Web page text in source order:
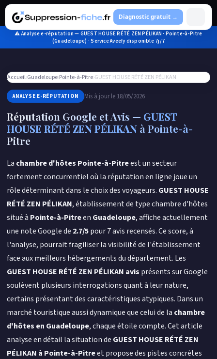
Diagnostic gratuit →
Aller
contenu
⚠ Analyse e-réputation — GUEST HOUSE RÉTÉ ZEN PÉLIKAN · Pointe-à-Pitre
(Guadeloupe) · Service Aveefy disponible 7j/7
Accueil›Guadeloupe›Pointe-à-Pitre›GUEST HOUSE RÉTÉ ZEN PÉLIKAN
ANALYSE E-RÉPUTATION Mis à jour le 18/05/2026
Réputation Google et Avis — GUEST
HOUSE RÉTÉ ZEN PÉLIKAN à Pointe-à-
Pitre
La chambre d'hôtes Pointe-à-Pitreest un secteur
fortement concurrentiel où la réputation en ligne joue un
rôle déterminant dans le choix des voyageurs. GUEST HOUSE
RÉTÉ ZEN PÉLIKAN, établissement de type chambre d'hôtes
situé à Pointe-à-Pitreen Guadeloupe, affiche actuellement
une note Google de 2.7/5pour 7 avis recensés. Ce score, à
l'analyse, pourrait fragiliser la visibilité de l'établissement
face aux meilleurs hébergements du département. Les
GUEST HOUSE RÉTÉ ZEN PÉLIKAN avis présents sur Google
soulèvent plusieurs interrogations quant à leur nature,
certains présentant des caractéristiques atypiques. Dans un
marché touristique aussi dynamique que celui de la chambre
d'hôtes en Guadeloupe, chaque étoile compte. Cet article
analyse en détail la situation de GUEST HOUSE RÉTÉ ZEN
PÉLIKAN à Pointe-à-Pitreet propose des pistes concrètes